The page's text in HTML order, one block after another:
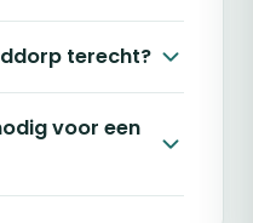
terecht?
voor een